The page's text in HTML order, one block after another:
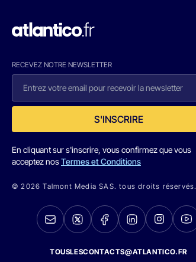
RECEVEZ NOTRE NEWSLETTER
S'INSCRIRE
En cliquant sur s'inscrire, vous confirmez que vous
acceptez nosTermes et Conditions
© 2026 Talmont Media SAS. tous droits réservés.
TOUSLESCONTACTS@ATLANTICO.FR